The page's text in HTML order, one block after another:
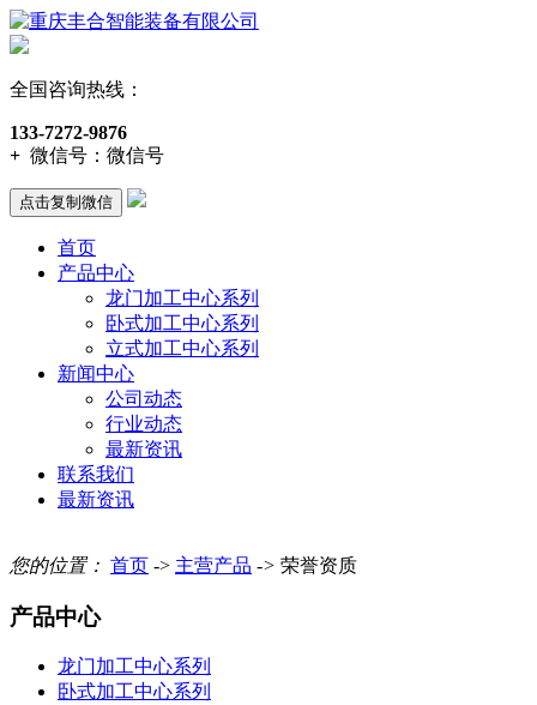
全国咨询热线：
133-7272-9876
+ 微信号： 微信号
点击复制微信
首页
产品中心
龙门加工中心系列
卧式加工中心系列
立式加工中心系列
新闻中心
公司动态
行业动态
最新资讯
联系我们
最新资讯
您的位置： 首页 -> 主营产品 -> 荣誉资质
产品中心
龙门加工中心系列
卧式加工中心系列